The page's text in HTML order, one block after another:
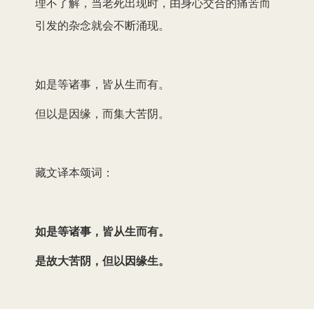
引发的杂念就会不断涌现。
如是等诸事，皆从生而有。
但以是因缘，而集大苦阴。
藏文译本颂词：
如是等诸事，皆从生而有。
是故大苦阴，但以因缘生。